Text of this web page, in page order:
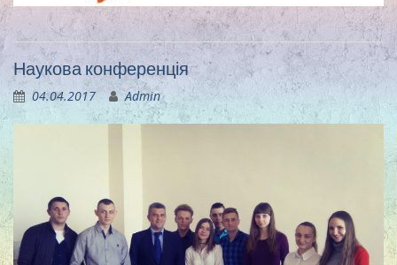
Наукова конференція
04.04.2017 Admin